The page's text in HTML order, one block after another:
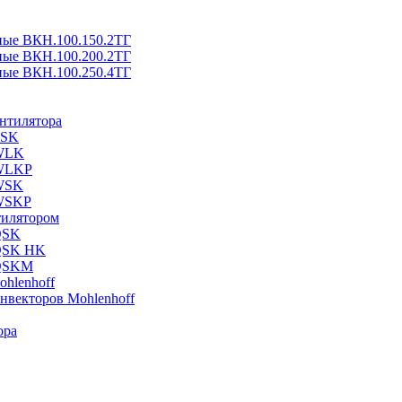
ВКН.100.150.2ТГ
ВКН.100.200.2ТГ
ВКН.100.250.4ТГ
HK
Mohlenhoff